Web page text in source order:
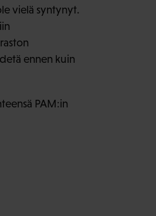
vielä syntynyt.
ennen kuin
PAM:in